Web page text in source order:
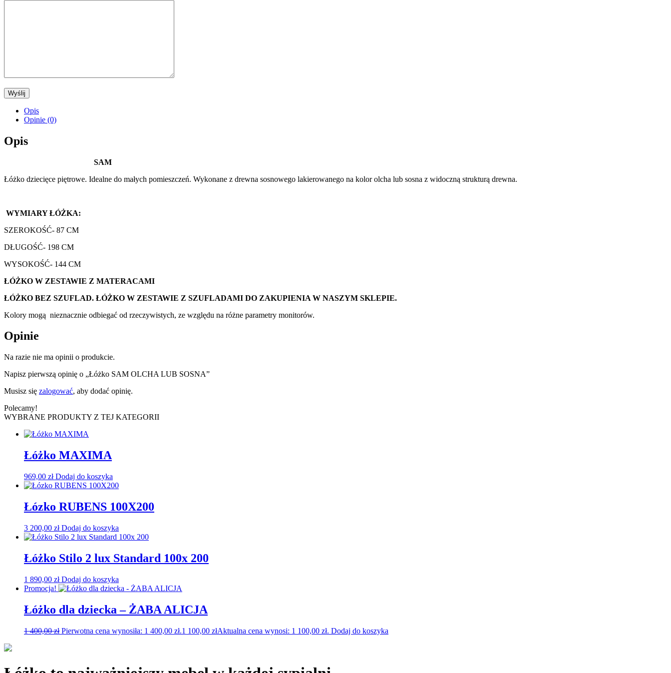
Opis
Opinie (0)
Opis
SAM
Łóżko dziecięce piętrowe. Idealne do małych pomieszczeń. Wykonane z drewna sosnowego lakierowanego na kolor olcha lub sosna z widoczną strukturą drewna.
WYMIARY ŁÓŻKA:
SZEROKOŚĆ- 87 CM
DŁUGOŚĆ- 198 CM
WYSOKOŚĆ- 144 CM
ŁÓŻKO W ZESTAWIE Z MATERACAMI
ŁÓŻKO BEZ SZUFLAD. ŁÓŻKO W ZESTAWIE Z SZUFLADAMI DO ZAKUPIENIA W NASZYM SKLEPIE.
Kolory mogą nieznacznie odbiegać od rzeczywistych, ze względu na różne parametry monitorów.
Opinie
Na razie nie ma opinii o produkcie.
Napisz pierwszą opinię o „Łóżko SAM OLCHA LUB SOSNA”
Musisz się zalogować, aby dodać opinię.
Polecamy!
WYBRANE PRODUKTY Z TEJ KATEGORII
Łóżko MAXIMA
969,00 zł Dodaj do koszyka
Łózko RUBENS 100X200
3 200,00 zł Dodaj do koszyka
Łóżko Stilo 2 lux Standard 100x 200
1 890,00 zł Dodaj do koszyka
Promocja!
Łóżko dla dziecka – ŻABA ALICJA
1 400,00zł Pierwotna cena wynosiła: 1 400,00 zł.1 100,00 złAktualna cena wynosi: 1 100,00 zł. Dodaj do koszyka